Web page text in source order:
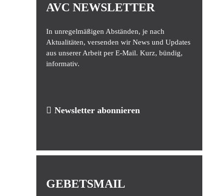
AVC NEWSLETTER
In unregelmäßigen Abständen, je nach
Aktualitäten, versenden wir News und Updates
aus unserer Arbeit per E-Mail. Kurz, bündig,
informativ.
Newsletter abonnieren
GEBETSMAIL